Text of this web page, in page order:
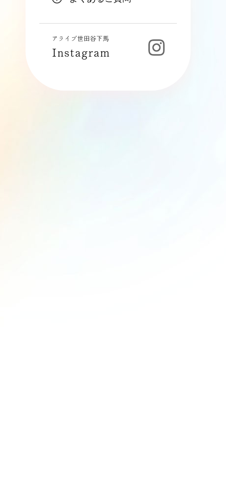
アライブ世田谷下馬
Instagram